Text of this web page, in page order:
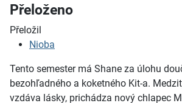
Přeloženo
Přeložil
Nioba
Tento semester má Shane za úlohu
bezohľadného a koketného Kit-a.
vzdáva lásky, prichádza nový chlapec